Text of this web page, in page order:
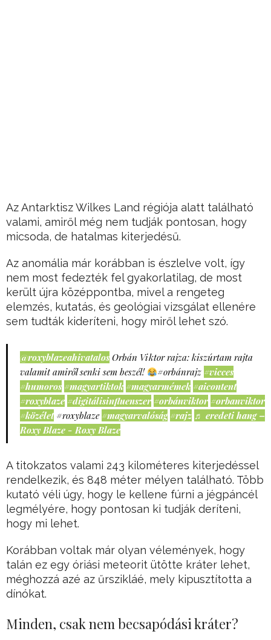
Az Antarktisz Wilkes Land régiója alatt található
valami, amiről még nem tudják pontosan, hogy
micsoda, de hatalmas kiterjedésű.
Az anomália már korábban is észlelve volt, így
nem most fedezték fel gyakorlatilag, de most
került újra középpontba, mivel a rengeteg
elemzés, kutatás, és geológiai vizsgálat ellenére
sem tudták kideríteni, hogy miről lehet szó.
@roxyblazeahivatalos Orbán Viktor rajza: kiszúrtam rajta
valamit amiről senki sem beszél!
#orbánrajz #vicces
#humoros #magyartiktok #magyarmémek #aicontent
#roxyblaze #digitálisinfluenszer #orbánviktor #orbanviktor
#közélet #roxyblaze #magyarvalóság #rajz ♬ eredeti hang –
Roxy Blaze - Roxy Blaze
A titokzatos valami 243 kilométeres kiterjedéssel
rendelkezik, és 848 méter mélyen található. Több
kutató véli úgy, hogy le kellene fúrni a jégpáncél
legmélyére, hogy pontosan ki tudják deríteni,
hogy mi lehet.
Korábban voltak már olyan vélemények, hogy
talán ez egy óriási meteorit ütötte kráter lehet,
méghozzá azé az űrszikláé, mely kipusztította a
dínókat.
Minden, csak nem becsapódási kráter?